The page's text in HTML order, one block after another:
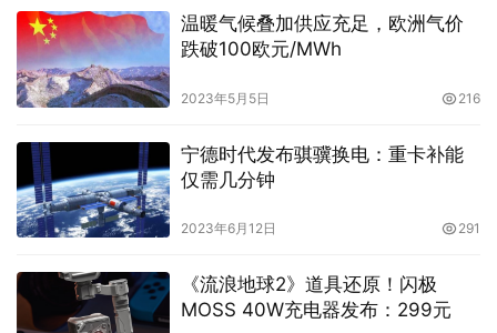
温暖气候叠加供应充足，欧洲气价
跌破100欧元/MWh
2023年5月5日 216
宁德时代发布骐骥换电：重卡补能
仅需几分钟
2023年6月12日 291
《流浪地球2》道具还原！闪极
MOSS 40W充电器发布：299元